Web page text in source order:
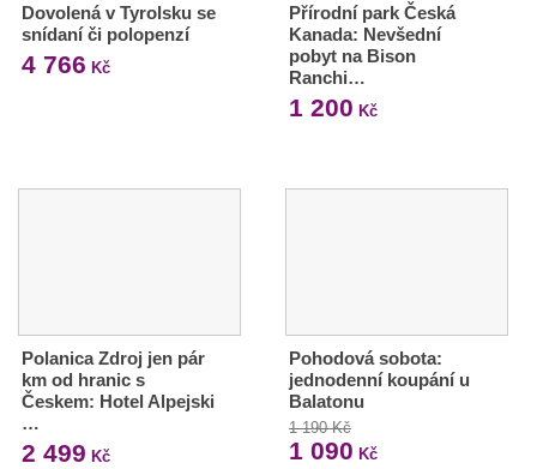
Dovolená v Tyrolsku se
snídaní či polopenzí
4 766 Kč
Přírodní park Česká
Kanada: Nevšední
pobyt na Bison
Ranchi…
1 200 Kč
Polanica Zdroj jen pár
km od hranic s
Českem: Hotel Alpejski
…
2 499 Kč
Pohodová sobota:
jednodenní koupání u
Balatonu
1 190 Kč
1 090 Kč